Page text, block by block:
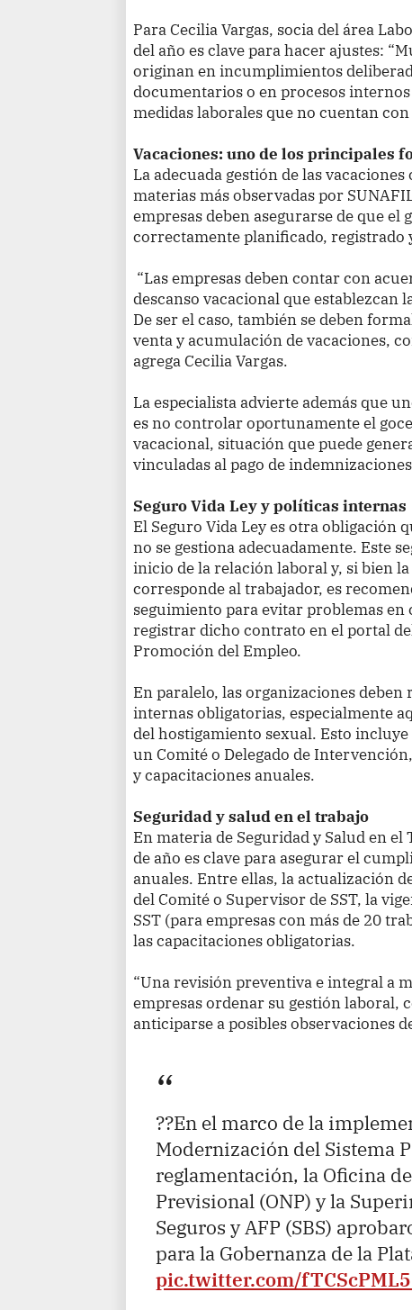
Para Cecilia Vargas, socia del área
del año es clave para hacer ajustes:
originan en incumplimientos
documentarios o en procesos
medidas laborales que no cuentan
Vacaciones: uno de los principales
La adecuada gestión de las
materias más observadas por
empresas deben asegurarse de que el
correctamente planificado, registrado
“Las empresas deben contar con
descanso vacacional que establezcan
De ser el caso, también se deben
venta y acumulación de vacaciones,
agrega Cecilia Vargas.
La especialista advierte además que
es no controlar oportunamente el
vacacional, situación que puede
vinculadas al pago de
Seguro Vida Ley y políticas internas
El Seguro Vida Ley es otra obligación
no se gestiona adecuadamente. Este
inicio de la relación laboral y, si bien
corresponde al trabajador, es
seguimiento para evitar problemas en
registrar dicho contrato en el portal
Promoción del Empleo.
En paralelo, las organizaciones
internas obligatorias, especialmente
del hostigamiento sexual. Esto
un Comité o Delegado de
y capacitaciones anuales.
Seguridad y salud en el trabajo
En materia de Seguridad y Salud en
de año es clave para asegurar el
anuales. Entre ellas, la actualización
del Comité o Supervisor de SST, la
SST (para empresas con más de 20
las capacitaciones obligatorias.
“Una revisión preventiva e integral a
empresas ordenar su gestión laboral,
anticiparse a posibles observaciones
??En el marco de la
Modernización del Sistema
reglamentación, la Oficina
Previsional (ONP) y la
Seguros y AFP (SBS)
para la Gobernanza de la
pic.twitter.com/